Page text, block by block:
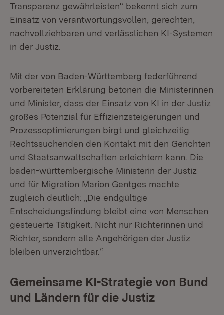
Transparenz gewährleisten“ bekennt sich zum
Einsatz von verantwortungsvollen, gerechten,
nachvollziehbaren und verlässlichen KI-Systemen
in der Justiz.
Mit der von Baden-Württemberg federführend
vorbereiteten Erklärung betonen die Ministerinnen
und Minister, dass der Einsatz von KI in der Justiz
großes Potenzial für Effizienzsteigerungen und
Prozessoptimierungen birgt und gleichzeitig
Rechtssuchenden den Kontakt mit den Gerichten
und Staatsanwaltschaften erleichtern kann. Die
baden-württembergische Ministerin der Justiz
und für Migration Marion Gentges machte
zugleich deutlich: „Die endgültige
Entscheidungsfindung bleibt eine von Menschen
gesteuerte Tätigkeit. Nicht nur Richterinnen und
Richter, sondern alle Angehörigen der Justiz
bleiben unverzichtbar.“
Gemeinsame KI-Strategie von Bund
und Ländern für die Justiz